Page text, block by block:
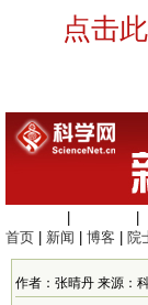
点击
首页
新闻 博客 院
作者：张晴丹 来源：